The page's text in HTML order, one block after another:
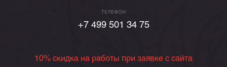
ТЕЛЕФОН
+7 499 501 34 75
10% скидка на работы при заявке с сайта